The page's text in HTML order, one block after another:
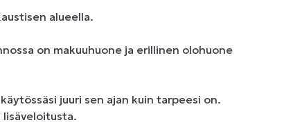
alueella.
on makuuhuone ja erillinen olohuone
juuri sen ajan kuin tarpeesi on.
lisäveloitusta.